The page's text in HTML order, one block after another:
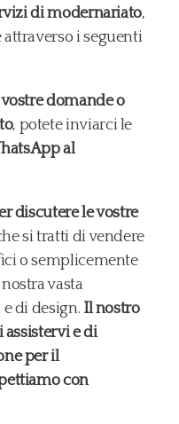
di modernariato,
i seguenti
domande o
, potete inviarci le
al
discutere le vostre
si tratti di vendere
o semplicemente
vasta
di design. Il nostro
assistervi e di
per il
con